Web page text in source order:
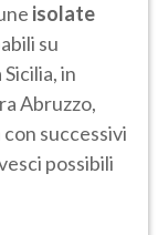
isolate
su
in
Abruzzo,
successivi
possibili